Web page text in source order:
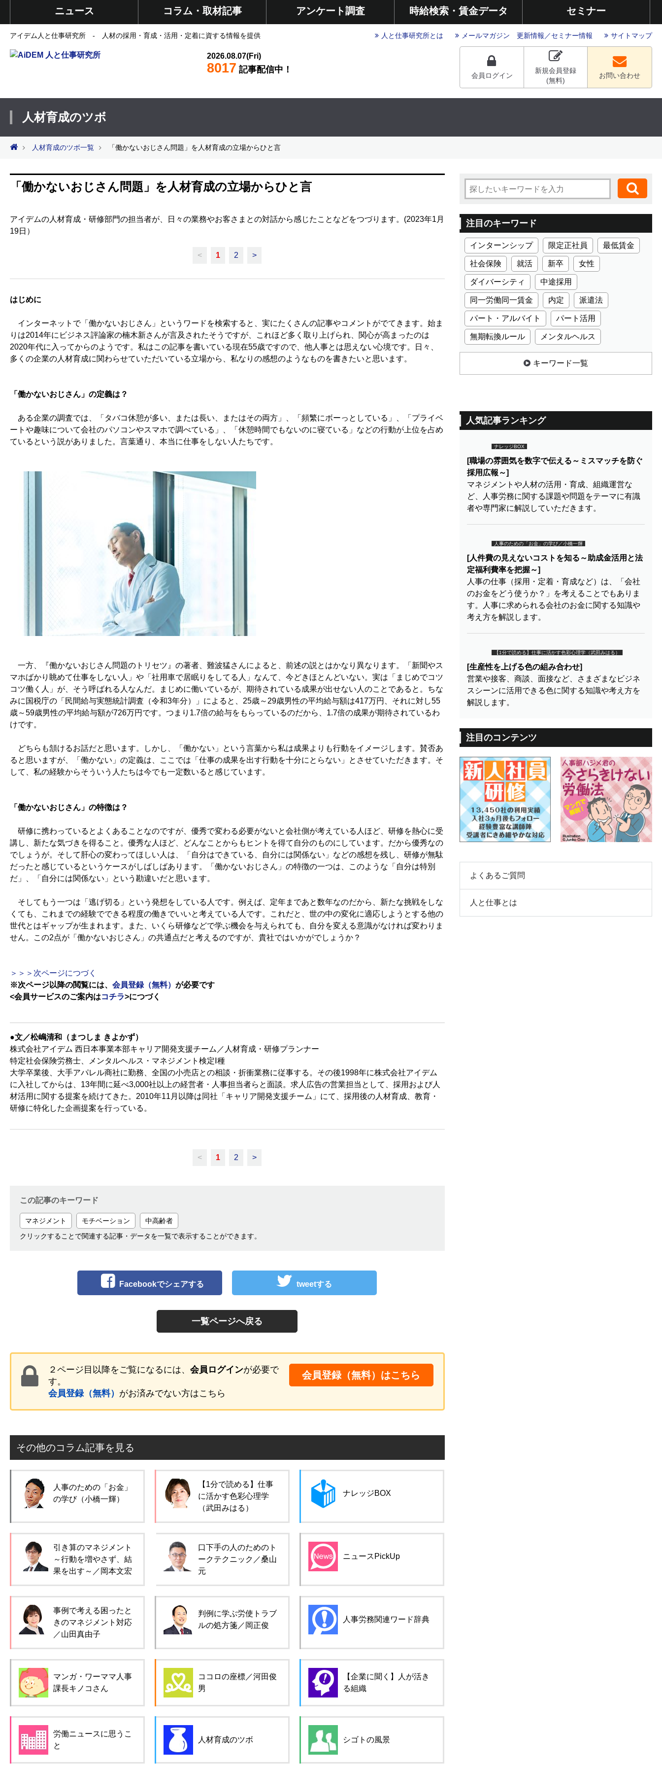
ニュース コラム・取材記事 アンケート調査 時給検索・賃金データ セミナー
アイデム人と仕事研究所 - 人材の採用・育成・活用・定着に資する情報を提供 人と仕事研究所とは メールマガジン 更新情報 ／セミナー情報 サイトマップ
2026.08.07(Fri)
8017 記事配信中！
会員ログイン
新規会員登録
(無料)
お問い合わせ
人材育成のツボ
人材育成のツボ一覧 「働かないおじさん問題」を人材育成の立場からひと言
「働かないおじさん問題」を人材育成の立場からひと言
アイデムの人材育成・研修部門の担当者が、日々の業務やお客さまとの対話から感じたことなどをつづります。(2023年1月
19日）
< 1 2 >
はじめに
インターネットで「働かないおじさん」というワードを検索すると、実にたくさんの記事やコメントがでてきます。始ま
りは2014年にビジネス評論家の楠木新さんが言及されたそうですが、これほど多く取り上げられ、関心が高まったのは
2020年代に入ってからのようです。私はこの記事を書いている現在55歳ですので、他人事とは思えない心境です。日々、
多くの企業の人材育成に関わらせていただいている立場から、私なりの感想のようなものを書きたいと思います。
「働かないおじさん」の定義は？
ある企業の調査では、「タバコ休憩が多い、または長い、またはその両方」、「頻繁にボーっとしている」、「プライベ
ートや趣味について会社のパソコンやスマホで調べている」、「休憩時間でもないのに寝ている」などの行動が上位を占め
ているという説がありました。言葉通り、本当に仕事をしない人たちです。
一方、『働かないおじさん問題のトリセツ』の著者、難波猛さんによると、前述の説とはかなり異なります。「新聞やス
マホばかり眺めて仕事をしない人」や「社用車で居眠りをしてる人」なんて、今どきほとんどいない。実は「まじめでコツ
コツ働く人」が、そう呼ばれる人なんだ。まじめに働いているが、期待されている成果が出せない人のことであると。ちな
みに国税庁の「民間給与実態統計調査（令和3年分）」によると、25歳～29歳男性の平均給与額は417万円、それに対し55
歳～59歳男性の平均給与額が726万円です。つまり1.7倍の給与をもらっているのだから、1.7倍の成果が期待されているわ
けです。
どちらも頷けるお話だと思います。しかし、「働かない」という言葉から私は成果よりも行動をイメージします。賛否あ
ると思いますが、「働かない」の定義は、ここでは「仕事の成果を出す行動を十分にとらない」とさせていただきます。そ
して、私の経験からそういう人たちは今でも一定数いると感じています。
「働かないおじさん」の特徴は？
研修に携わっているとよくあることなのですが、優秀で変わる必要がないと会社側が考えている人ほど、研修を熱心に受
講し、新たな気づきを得ること。優秀な人ほど、どんなことからもヒントを得て自分のものにしています。だから優秀なの
でしょうが。そして肝心の変わってほしい人は、「自分はできている、自分には関係ない」などの感想を残し、研修が無駄
だったと感じているというケースがしばしばあります。
「働かないおじさん」の特徴の一つは、このような「自分は特別
だ」、「自分には関係ない」という勘違いだと思います。
そしてもう一つは「逃げ切る」という発想をしている人です。例えば、定年まであと数年なのだから、新たな挑戦をしな
くても、これまでの経験でできる程度の働きでいいと考えている人です。これだと、世の中の変化に適応しようとする他の
世代とはギャップが生まれます。また、いくら研修などで学ぶ機会を与えられても、自分を変える意識がなければ変わりま
せん。この2点が「働かないおじさん」の共通点だと考えるのですが、貴社ではいかがでしょうか？
＞＞＞次ページにつづく
※次ページ以降の閲覧には、 会員登録（無料） が必要です
<会員サービスのご案内はコチラ>につづく
●文／松嶋清和（まつしま きよかず）
株式会社アイデム 西日本事業本部キャリア開発支援チーム／人材育成・研修プランナー
特定社会保険労務士、メンタルヘルス・マネジメント検定Ⅰ種
大学卒業後、大手アパレル商社に勤務、全国の小売店との相談・折衝業務に従事する。その後1998年に株式会社アイデム
に入社してからは、13年間に延べ3,000社以上の経営者・人事担当者らと面談。求人広告の営業担当として、採用および人
材活用に関する提案を続けてきた。2010年11月以降は同社「キャリア開発支援チーム」にて、採用後の人材育成、教育・
研修に特化した企画提案を行っている。
< 1 2 >
この記事のキーワード
マネジメント モチベーション
中高齢者
クリックすることで関連する記事・データを一覧で表示することができます。
Facebookでシェアする tweetする
一覧ページへ戻る
２ページ目以降をご覧になるには、 会員ログインが必要で
す。
会員登録（無料） がお済みでない方はこちら
会員登録（無料）はこちら
その他のコラム記事を見る
人事のための「お金」
の学び（小橋一輝）
【1分で読める】仕事
に活かす色彩心理学
（武田みはる）
ナレッジBOX
引き算のマネジメント
～行動を増やさず、結
果を出す～／岡本文宏
口下手の人のためのト
ークテクニック／桑山
元
ニュースPickUp
事例で考える困ったと
きのマネジメント対応
／山田真由子
判例に学ぶ労使トラブ
ルの処方箋／岡正俊
人事労務関連ワード辞典
マンガ・ワーママ人事
課長キノコさん
ココロの座標／河田俊
男
【企業に聞く】人が活き
る組織
労働ニュースに思うこ
と
人材育成のツボ シゴトの風景
注目のキーワード
インターンシップ 限定正社員 最低賃金
社会保険 就活 新卒 女性
ダイバーシティ 中途採用
同一労働同一賃金 内定 派遣法
パート・アルバイト パート活用
無期転換ルール メンタルヘルス
キーワード一覧
人気記事ランキング
ナレッジBOX
[職場の雰囲気を数字で伝える～ミスマッチを防ぐ
採用広報～]
マネジメントや人材の活用・育成、組織運営な
ど、人事労務に関する課題や問題をテーマに有識
者や専門家に解説していただきます。
人事のための「お金」の学び／小橋一輝
[人件費の見えないコストを知る～助成金活用と法
定福利費率を把握～]
人事の仕事（採用・定着・育成など）は、「会社
のお金をどう使うか？」を考えることでもありま
す。人事に求められる会社のお金に関する知識や
考え方を解説します。
【1分で読める】仕事に活かす色彩心理学（武田みはる）
[生産性を上げる色の組み合わせ]
営業や接客、商談、面接など、さまざまなビジネ
スシーンに活用できる色に関する知識や考え方を
解説します。
注目のコンテンツ
よくあるご質問
人と仕事とは